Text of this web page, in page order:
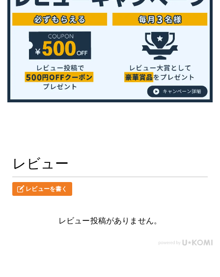
レビュー
レビューを書く
レビュー投稿がありません。